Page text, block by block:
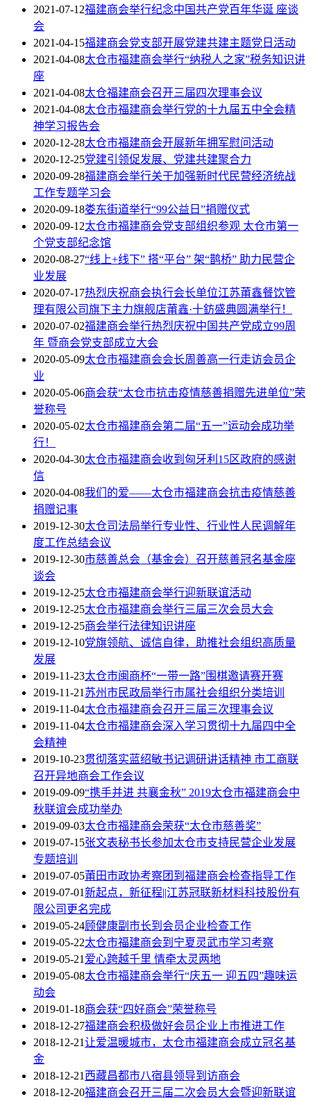
2021-07-12福建商会举行纪念中国共产党百年华诞 座谈
会
2021-04-15福建商会党支部开展党建共建主题党日活动
2021-04-08太仓市福建商会举行“纳税人之家”税务知识讲
座
2021-04-08太仓福建商会召开三届四次理事会议
2021-04-08太仓市福建商会举行党的十九届五中全会精
神学习报告会
2020-12-28太仓市福建商会开展新年拥军慰问活动
2020-12-25党建引领促发展、党建共建聚合力
2020-09-28福建商会举行关于加强新时代民营经济统战
工作专题学习会
2020-09-18娄东街道举行“99公益日”捐赠仪式
2020-09-12太仓市福建商会党支部组织参观 太仓市第一
个党支部纪念馆
2020-08-27“线上+线下” 搭“平台” 架“鹊桥” 助力民营企
业发展
2020-07-17热烈庆祝商会执行会长单位江苏莆鑫餐饮管
理有限公司旗下主力旗舰店莆鑫·十鈁盛典圆满举行！
2020-07-02福建商会举行热烈庆祝中国共产党成立99周
年 暨商会党支部成立大会
2020-05-09太仓市福建商会会长周善高一行走访会员企
业
2020-05-06商会获“太仓市抗击疫情慈善捐赠先进单位”荣
誉称号
2020-05-02太仓市福建商会第二届“五一”运动会成功举
行！
2020-04-30太仓市福建商会收到匈牙利15区政府的感谢
信
2020-04-08我们的爱——太仓市福建商会抗击疫情慈善
捐赠记事
2019-12-30太仓司法局举行专业性、行业性人民调解年
度工作总结会议
2019-12-30市慈善总会（基金会）召开慈善冠名基金座
谈会
2019-12-25太仓市福建商会举行迎新联谊活动
2019-12-25太仓市福建商会举行三届三次会员大会
2019-12-25商会举行法律知识讲座
2019-12-10党旗领航、诚信自律，助推社会组织高质量
发展
2019-11-23太仓市闽商杯“一带一路”围棋邀请赛开赛
2019-11-21苏州市民政局举行市属社会组织分类培训
2019-11-04太仓市福建商会召开三届三次理事会议
2019-11-04太仓市福建商会深入学习贯彻十九届四中全
会精神
2019-10-23贯彻落实蓝绍敏书记调研讲话精神 市工商联
召开异地商会工作会议
2019-09-09“携手并进 共襄金秋” 2019太仓市福建商会中
秋联谊会成功举办
2019-09-03太仓市福建商会荣获“太仓市慈善奖”
2019-07-15张文表秘书长参加太仓市支持民营企业发展
专题培训
2019-07-05莆田市政协考察团到福建商会检查指导工作
2019-07-01新起点，新征程||江苏冠联新材料科技股份有
限公司更名完成
2019-05-24顾健康副市长到会员企业检查工作
2019-05-22太仓市福建商会到宁夏灵武市学习考察
2019-05-21爱心跨越千里 情牵太灵两地
2019-05-08太仓市福建商会举行“庆五一 迎五四”趣味运
动会
2019-01-18商会获“四好商会”荣誉称号
2018-12-27福建商会积极做好会员企业上市推进工作
2018-12-21让爱温暖城市，太仓市福建商会成立冠名基
金
2018-12-21西藏昌都市八宿县领导到访商会
2018-12-20福建商会召开三届二次会员大会暨迎新联谊